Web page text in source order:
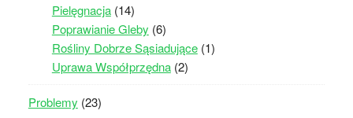
Pielęgnacja(14)
Poprawianie Gleby (6)
Rośliny Dobrze Sąsiadujące(1)
Uprawa Współprzędna(2)
Problemy (23)